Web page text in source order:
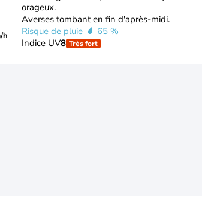
h
orageux.
Averses tombant en fin d'après-midi.
Risque de pluie
65 %
Indice UV8 Très fort